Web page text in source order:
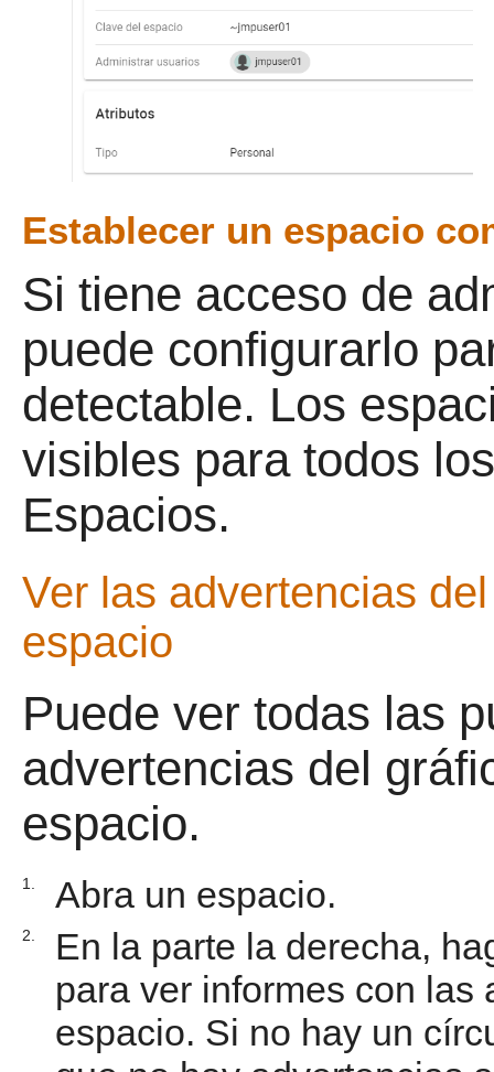
Establecer un espacio
Si tiene acceso de
puede configurarlo
detectable. Los
visibles para todos
Espacios.
Ver las advertencias
espacio
Puede ver todas las
advertencias del
espacio.
1. Abra un espacio.
2.
En la parte la derecha,
para ver informes con las
espacio. Si no hay un